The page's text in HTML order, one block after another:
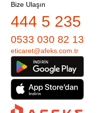
Bize Ulaşın
444 5 235
0533 030 82 13
eticaret@afeks.com.tr